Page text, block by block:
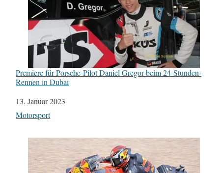
Premiere für Porsche-Pilot Daniel Gregor beim 24-Stunden-
Rennen in Dubai
Datum
13. Januar 2023
In Bezug auf
Motorsport